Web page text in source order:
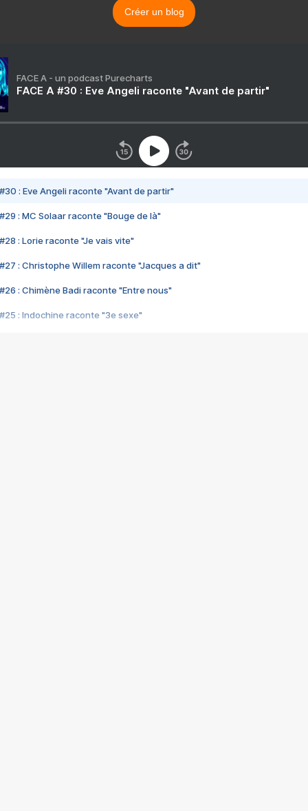
Créer un blog
FACE A - un podcast Purecharts
FACE A #30 : Eve Angeli raconte "Avant de partir"
#30 : Eve Angeli raconte "Avant de partir"
#29 : MC Solaar raconte "Bouge de là"
#28 : Lorie raconte "Je vais vite"
#27 : Christophe Willem raconte "Jacques a dit"
#26 : Chimène Badi raconte "Entre nous"
#25 : Indochine raconte "3e sexe"